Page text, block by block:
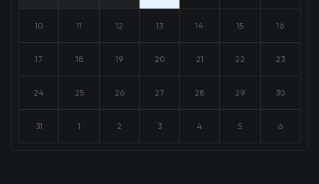
10 11 12 13 14 15 16
17 18 19 20 21 22 23
24 25 26 27 28 29 30
31 1 2 3 4 5 6